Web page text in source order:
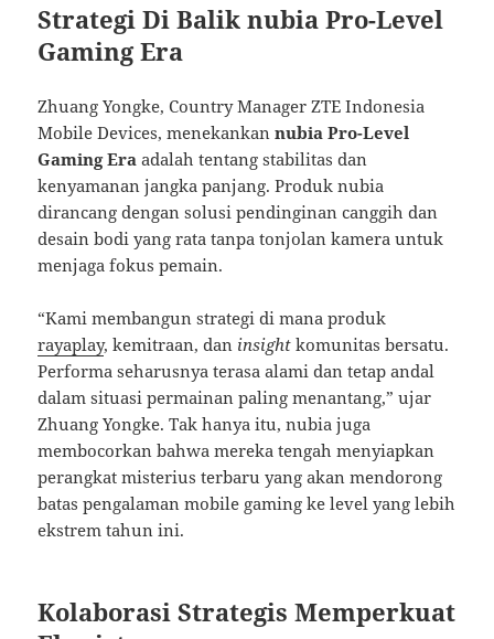
Strategi Di Balik nubia Pro-Level
Gaming Era
Zhuang Yongke, Country Manager ZTE Indonesia
Mobile Devices, menekankannubia Pro-Level
Gaming Era adalah tentang stabilitas dan
kenyamanan jangka panjang. Produk nubia
dirancang dengan solusi pendinginan canggih dan
desain bodi yang rata tanpa tonjolan kamera untuk
menjaga fokus pemain.
“Kami membangun strategi di mana produk
rayaplay, kemitraan, dan insight komunitas bersatu.
Performa seharusnya terasa alami dan tetap andal
dalam situasi permainan paling menantang,” ujar
Zhuang Yongke. Tak hanya itu, nubia juga
membocorkan bahwa mereka tengah menyiapkan
perangkat misterius terbaru yang akan mendorong
batas pengalaman mobile gaming ke level yang lebih
ekstrem tahun ini.
Kolaborasi Strategis Memperkuat